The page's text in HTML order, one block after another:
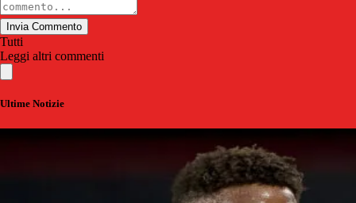
Invia Commento
Tutti
Leggi altri commenti
Ultime Notizie